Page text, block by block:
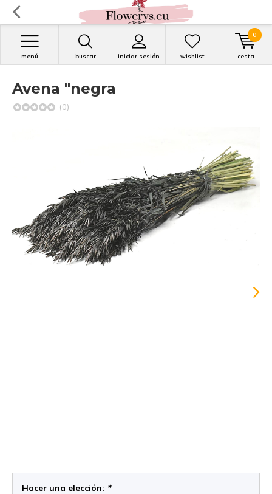
buscar iniciar sesión
menú wishlist cesta
0
Avena "negra
(0)
Hacer una elección: *